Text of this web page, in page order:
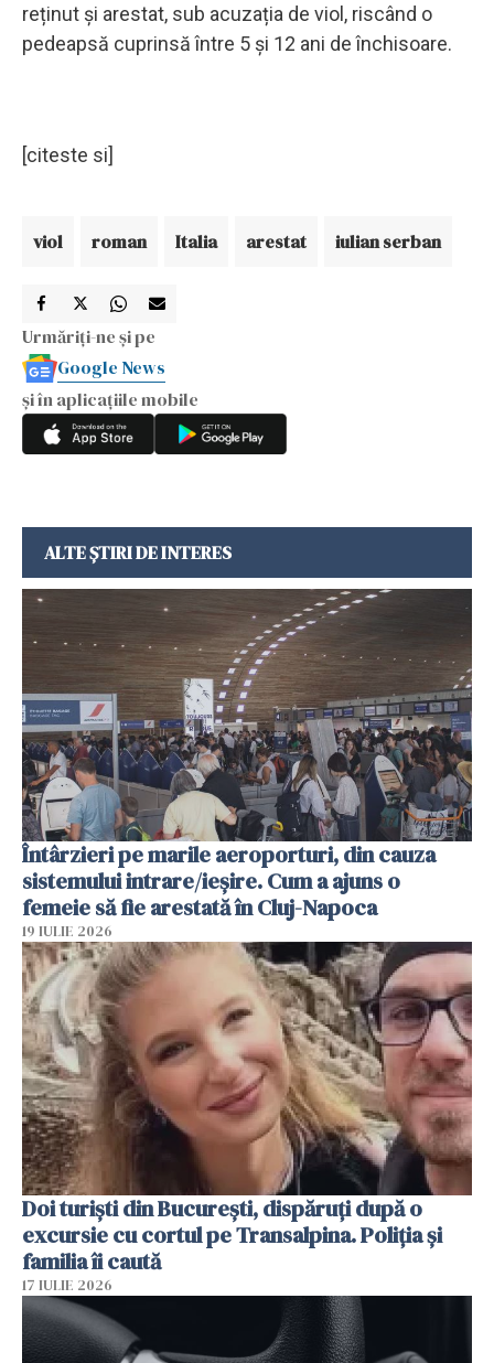
reținut și arestat, sub acuzația de viol, riscând o
pedeapsă cuprinsă între 5 și 12 ani de închisoare.
[citeste si]
viol roman Italia arestat iulian serban
Urmăriți-ne și pe
Google News
și în aplicațiile mobile
ALTE ȘTIRI DE INTERES
Întârzieri pe marile aeroporturi, din cauza
sistemului intrare/ieșire. Cum a ajuns o
femeie să fie arestată în Cluj-Napoca
19 IULIE 2026
Doi turiști din București, dispăruți după o
excursie cu cortul pe Transalpina. Poliția și
familia îi caută
17 IULIE 2026